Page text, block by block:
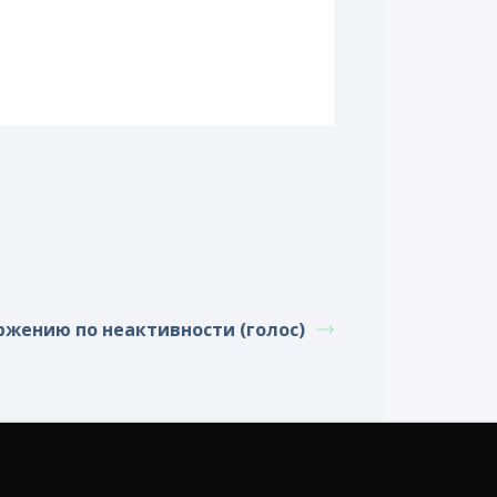
по неактивности (голос)